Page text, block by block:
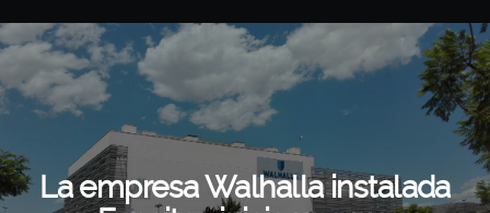
La empresa Walhalla instalada